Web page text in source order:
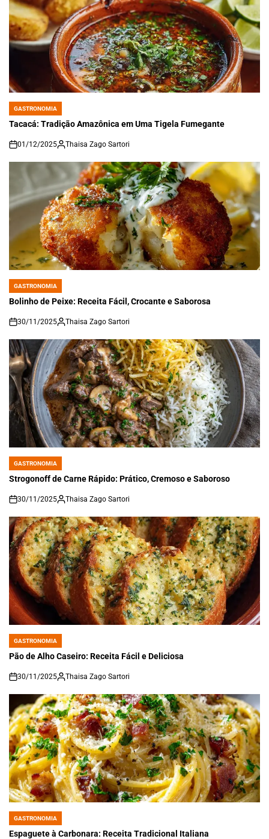
POSTED
IN
GASTRONOMIA
Tacacá: Tradição Amazônica em Uma Tigela Fumegante
on
01/12/2025 Thaisa Zago Sartori
POSTED
IN
GASTRONOMIA
Bolinho de Peixe: Receita Fácil, Crocante e Saborosa
on
30/11/2025 Thaisa Zago Sartori
POSTED
IN
GASTRONOMIA
Strogonoff de Carne Rápido: Prático, Cremoso e Saboroso
on
30/11/2025 Thaisa Zago Sartori
POSTED
IN
GASTRONOMIA
Pão de Alho Caseiro: Receita Fácil e Deliciosa
on
30/11/2025 Thaisa Zago Sartori
POSTED
IN
GASTRONOMIA
Espaguete à Carbonara: Receita Tradicional Italiana